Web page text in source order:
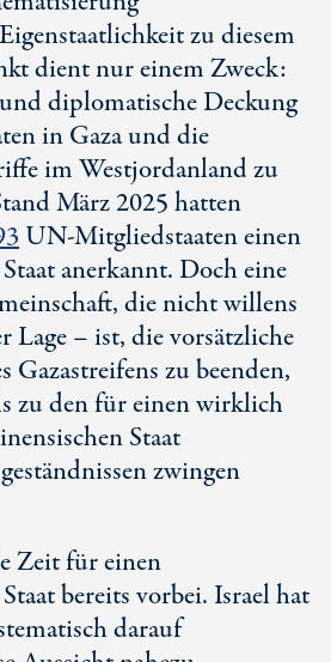
zu diesem
dient nur einem Zweck:
diplomatische Deckung
in Gaza und die
im Westjordanland zu
März 2025 hatten
UN-Mitgliedstaateneinen
anerkannt. Doch eine
die nicht willens
Lage – ist, die vorsätzliche
Gazastreifens zu beenden,
zu den für einen wirklich
Staat
zwingen
Zeit für einen
bereits vorbei. Israel hat
darauf